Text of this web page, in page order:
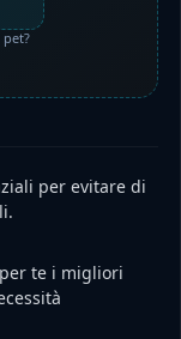
per evitare di
te i migliori